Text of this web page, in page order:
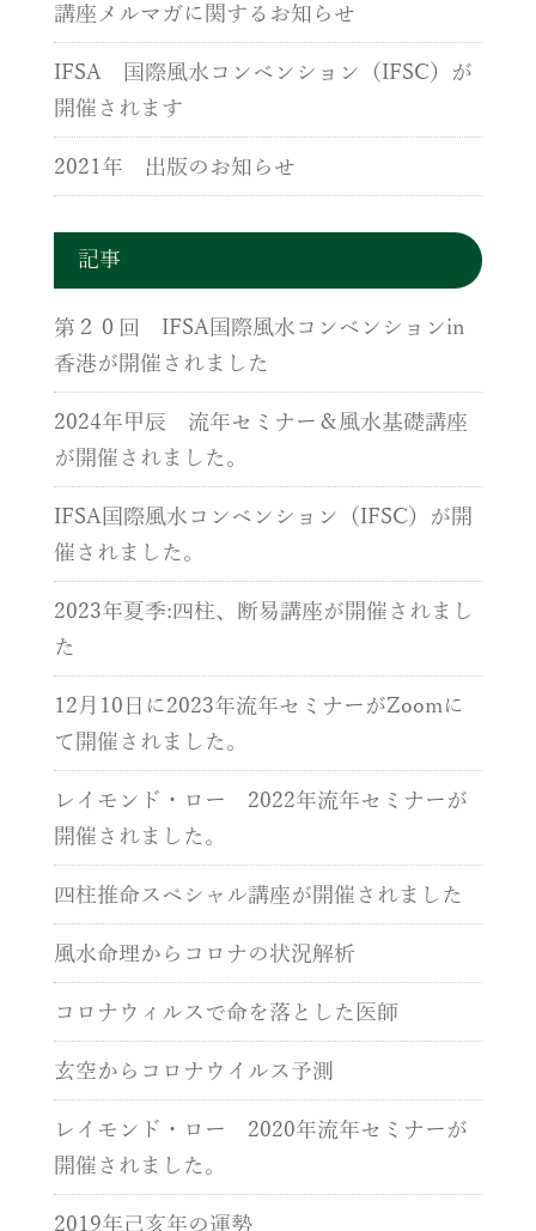
講座メルマガに関するお知らせ
IFSA 国際風水コンベンション（IFSC）が
開催されます
2021年 出版のお知らせ
記事
第２０回 IFSA国際風水コンベンションin
香港が開催されました
2024年甲辰 流年セミナー＆風水基礎講座
が開催されました。
IFSA国際風水コンベンション（IFSC）が開
催されました。
2023年夏季:四柱、断易講座が開催されまし
た
12月10日に2023年流年セミナーがZoomに
て開催されました。
レイモンド・ロー 2022年流年セミナーが
開催されました。
四柱推命スペシャル講座が開催されました
風水命理からコロナの状況解析
コロナウィルスで命を落とした医師
玄空からコロナウイルス予測
レイモンド・ロー 2020年流年セミナーが
開催されました。
2019年己亥年の運勢